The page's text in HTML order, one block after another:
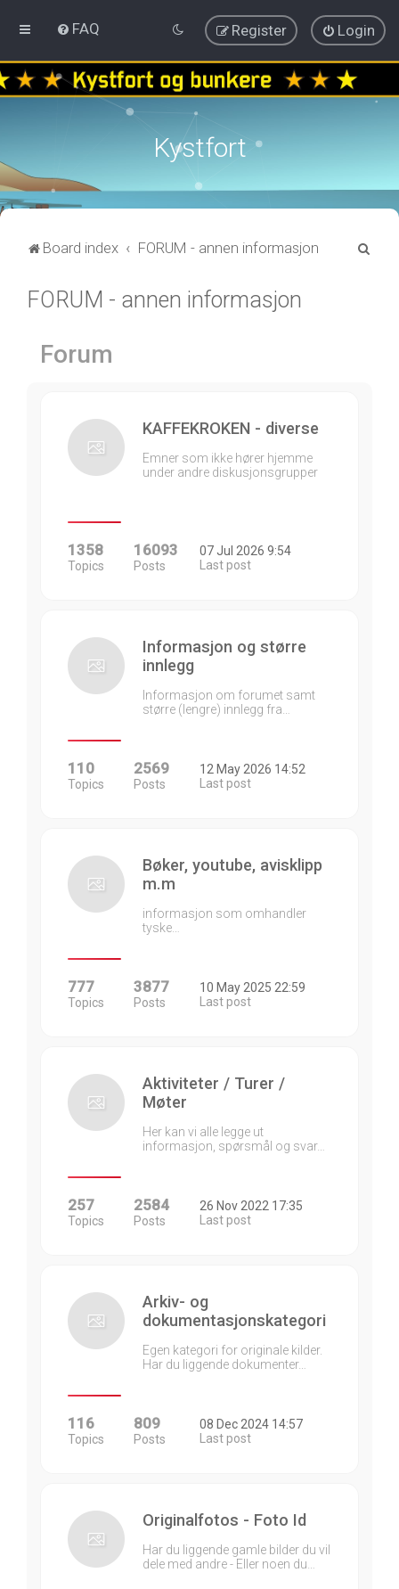
FAQ Login
Register
Kystfort
Board index FORUM - annen informasjon
FORUM - annen informasjon
Forum
KAFFEKROKEN - diverse
Emner som ikke hører hjemme
under andre diskusjonsgrupper
1358
Topics
16093
Posts
07 Jul 2026 9:54
Last post
Informasjon og større
innlegg
Informasjon om forumet samt
større (lengre) innlegg fra…
110
Topics
2569
Posts
12 May 2026 14:52
Last post
Bøker, youtube, avisklipp
m.m
informasjon som omhandler
tyske…
777
Topics
3877
Posts
10 May 2025 22:59
Last post
Aktiviteter / Turer /
Møter
Her kan vi alle legge ut
informasjon, spørsmål og svar…
257
Topics
2584
Posts
26 Nov 2022 17:35
Last post
Arkiv- og
dokumentasjonskategori
Egen kategori for originale kilder.
Har du liggende dokumenter…
116
Topics
809
Posts
08 Dec 2024 14:57
Last post
Originalfotos - Foto Id
Har du liggende gamle bilder du vil
dele med andre - Eller noen du…